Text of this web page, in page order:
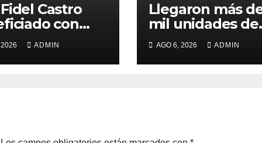
Fidel Castro
con
de cilindros
ADMIN
Llegaron más
mil unidades de
medicamentos
insumos
AGO 6, 2026 ADMIN